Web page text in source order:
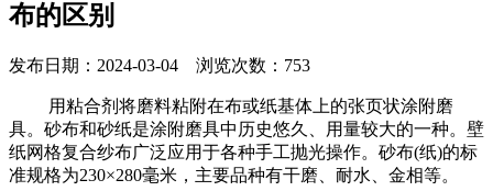
布的区别
发布日期：2024-03-04 浏览次数：753
用粘合剂将磨料粘附在布或纸基体上的张页状涂附磨
具。砂布和砂纸是涂附磨具中历史悠久、用量较大的一种。壁
纸网格复合纱布广泛应用于各种手工抛光操作。砂布(纸)的标
准规格为230×280毫米，主要品种有干磨、耐水、金相等。